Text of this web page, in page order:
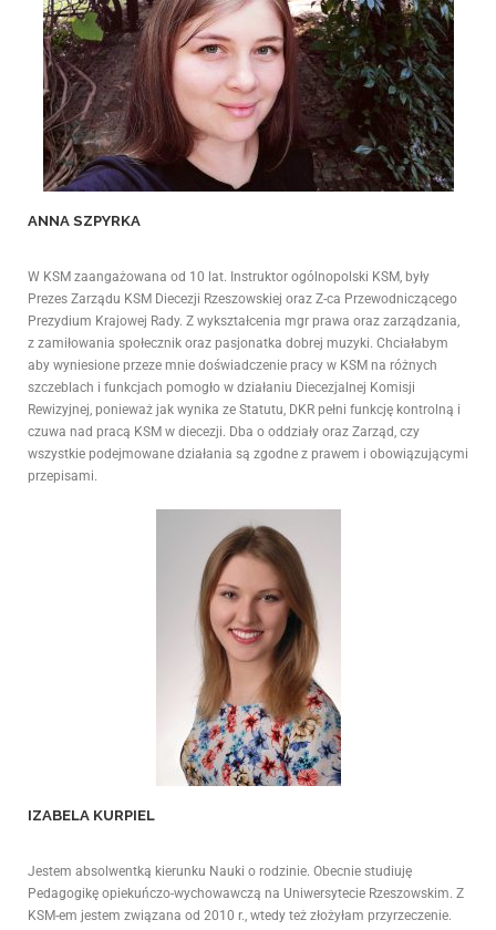
ANNA SZPYRKA
W KSM zaangażowana od 10 lat. Instruktor ogólnopolski KSM, były
Prezes Zarządu KSM Diecezji Rzeszowskiej oraz Z-ca Przewodniczącego
Prezydium Krajowej Rady. Z wykształcenia mgr prawa oraz zarządzania,
z zamiłowania społecznik oraz pasjonatka dobrej muzyki. Chciałabym
aby wyniesione przeze mnie doświadczenie pracy w KSM na różnych
szczeblach i funkcjach pomogło w działaniu Diecezjalnej Komisji
Rewizyjnej, ponieważ jak wynika ze Statutu, DKR pełni funkcję kontrolną i
czuwa nad pracą KSM w diecezji. Dba o oddziały oraz Zarząd, czy
wszystkie podejmowane działania są zgodne z prawem i obowiązującymi
przepisami.
IZABELA KURPIEL
Jestem absolwentką kierunku Nauki o rodzinie. Obecnie studiuję
Pedagogikę opiekuńczo-wychowawczą na Uniwersytecie Rzeszowskim. Z
KSM-em jestem związana od 2010 r., wtedy też złożyłam przyrzeczenie.